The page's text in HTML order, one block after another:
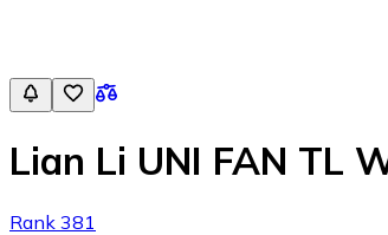
Lian Li UNI FAN TL
Rank 381